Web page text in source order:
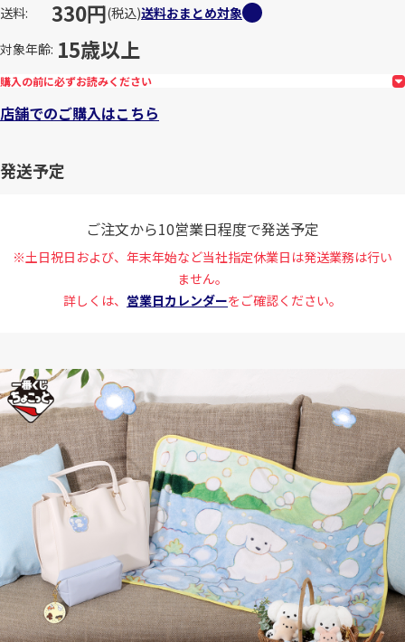
送料
330円(税込)送料おまとめ対象
対象年齢 15歳以上
購入の前に必ずお読みください
店舗でのご購入はこちら
発送予定
ご注文から10営業日程度で発送予定
※土日祝日および、年末年始など当社指定休業日は発送業務は行い
ません。
詳しくは、 営業日カレンダーをご確認ください。